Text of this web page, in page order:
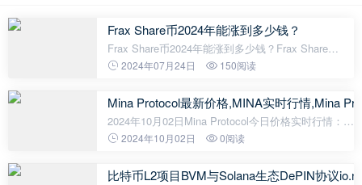
Frax Share币2024年能涨到多少钱？
Frax Share币2024年能涨到多少钱？Frax Share
(FRAX)是一种稳定币，它的价格相对稳定，但它的价
2024年的价格时，我们需要考虑多个因
2024年07月24日 150阅读
Mina Protocol最新价格,MINA实时行情,Mina
2024年10月02日Mina Protocol今日价格实时行情：
Mina Protocol 当前价格为 $0.52419004，其 24 小时
24 小时内下跌了 -6.82%
2024年10月02日 0阅读
比特币L2项目BVM与Solana生态DePIN协议